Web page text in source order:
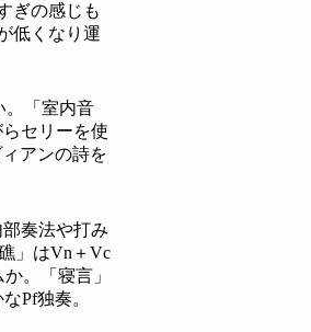
ぎの感じも
低くなり運
。「室内音
セリーを使
アンの詩を
奏法や打み
」はVn＋Vc
。「寝言」
Pf独奏。